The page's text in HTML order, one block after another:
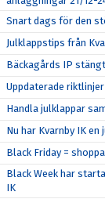
Snart dags för den
Julklappstips från
Bäckagårds IP
Uppdaterade riktlinjer
Handla julklappar
Nu har Kvarnby IK en
Black Friday =
Black Week har
IK